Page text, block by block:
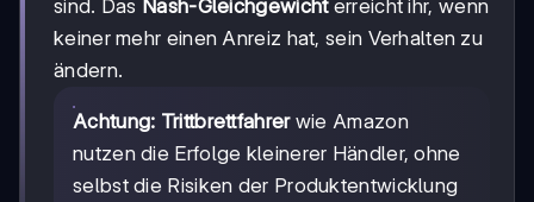
sind. Das Nash-Gleichgewichterreicht ihr, wenn
keiner mehr einen Anreiz hat, sein Verhalten zu
ändern.
Achtung: Trittbrettfahrerwie Amazon
nutzen die Erfolge kleinerer Händler, ohne
selbst die Risiken der Produktentwicklung